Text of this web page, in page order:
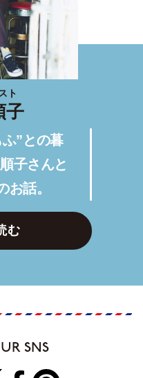
ト
子
ふ”との暮
子さんと
お話。
む
SNS